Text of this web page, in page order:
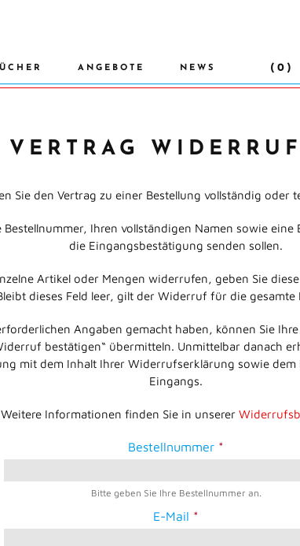
ANGEBOTE NEWS (0)
VERTRAG
Sie den Vertrag zu einer Bestellung vollständig oder
Bestellnummer, Ihren vollständigen Namen sowie
die Eingangsbestätigung senden sollen.
Artikel oder Mengen widerrufen, geben Sie
dieses Feld leer, gilt der Widerruf für die gesamte
Angaben gemacht haben, können Sie
bestätigen“ übermitteln. Unmittelbar danach
mit dem Inhalt Ihrer Widerrufserklärung sowie dem
Eingangs.
Weitere Informationen finden Sie in unserer
Bestellnummer *
Bitte geben Sie Ihre Bestellnummer an.
E-Mail *